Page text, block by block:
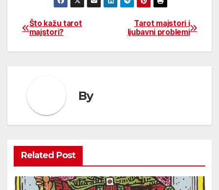
Post
navigation
Tarot majstori i
ljubavni problemi
Što kažu tarot
majstori?
By
Related Post